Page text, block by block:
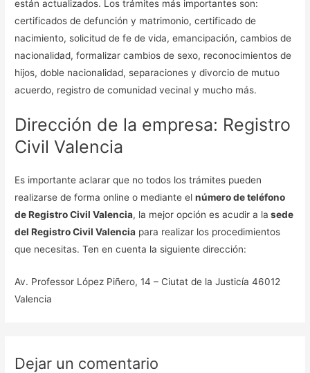
están actualizados. Los trámites más importantes son:
certificados de defunción y matrimonio, certificado de
nacimiento, solicitud de fe de vida, emancipación, cambios de
nacionalidad, formalizar cambios de sexo, reconocimientos de
hijos, doble nacionalidad, separaciones y divorcio de mutuo
acuerdo, registro de comunidad vecinal y mucho más.
Dirección de la empresa: Registro
Civil Valencia
Es importante aclarar que no todos los trámites pueden
realizarse de forma online o mediante elnúmero de teléfono
de Registro Civil Valencia, la mejor opción es acudir a la sede
del Registro Civil Valencia para realizar los procedimientos
que necesitas. Ten en cuenta la siguiente dirección:
Av. Professor López Piñero, 14 – Ciutat de la Justicía 46012
Valencia
Dejar un comentario